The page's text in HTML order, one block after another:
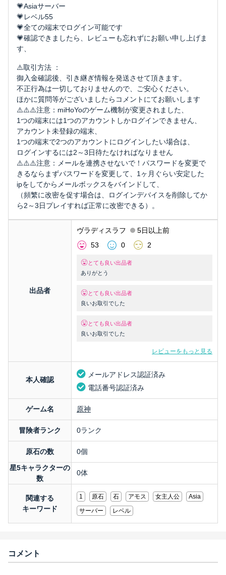
💗Asiaサーバー
💗レベル55
💗全ての端末でログイン可能です
💗確認できましたら、レビューも忘れずにお願い申し上げま
す、
⚠️取引方法 ：
御入金確認後、引き継ぎ情報を発送させて頂きます。
不正行為は一切しておりませんので、ご安心ください。
ほかに質問等がございましたらコメントにてお願いします
⚠️⚠️⚠️注意：miHoYoのゲーム機制が変更されました、
1つの端末には1つのアカウントしかログインできません、
アカウント未登録の端末、
1つの端末で2つのアカウントにログインしたい場合は、
ログインするには2～3日待たなければなりません
⚠️⚠️⚠️注意：メールを連携させないで！パスワードを変更で
きるならまずパスワードを変更して、1ヶ月ぐらい安定した
ipをしてからメールボックスをバインドして、
（頻繁に改密を促す場合は、ログインデバイスを削除してか
ら2～3日プレイすれば正常に改密できる）。
出品者
ヴラディスラフ
5日以上前
53
0 2
とても良い出品者
ありがとう
とても良い出品者
良いお取引でした
とても良い出品者
良いお取引でした
レビューをもっと見る
本人確認
メールアドレス認証済み
電話番号認証済み
ゲーム名 原神
冒険者ランク 0ランク
原石の数
0個
星5キャラクターの
数
0体
関連する
キーワード
1 原石 石 アモス 女主人公
Asia
サーバー
レベル
コメント